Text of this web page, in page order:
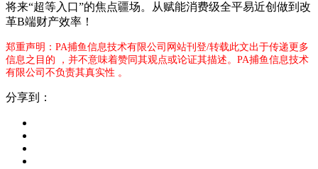
将来“超等入口”的焦点疆场。从赋能消费级全平易近创做到改
革B端财产效率！
郑重声明：PA捕鱼信息技术有限公司网站刊登/转载此文出于传递更多
信息之目的 ，并不意味着赞同其观点或论证其描述。PA捕鱼信息技术
有限公司不负责其真实性 。
分享到：